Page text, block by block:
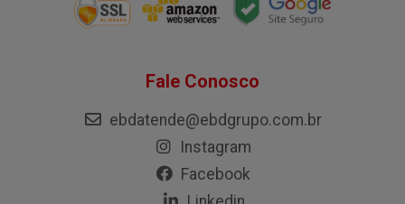
Fale Conosco
ebdatende@ebdgrupo.com.br
Instagram
Facebook